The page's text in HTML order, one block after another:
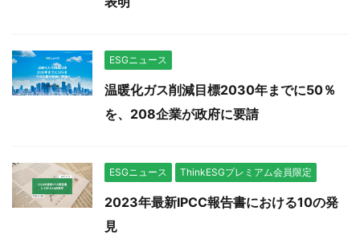
ESGニュース
温暖化ガス削減目標2030年までに50％
を、208企業が政府に要請
ESGニュース ThinkESGプレミアム会員限定
2023年最新IPCC報告書における10の発
見